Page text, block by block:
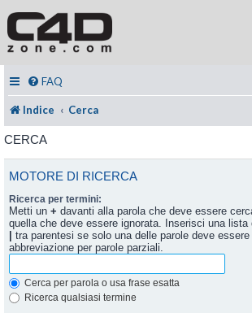
FAQ
Indice Cerca
CERCA
MOTORE DI RICERCA
Ricerca per termini:
Metti un + davanti alla parola che deve essere
quella che deve essere ignorata. Inserisci una lista
| tra parentesi se solo una delle parole deve
abbreviazione per parole parziali.
Cerca per parola o usa frase esatta
Ricerca qualsiasi termine